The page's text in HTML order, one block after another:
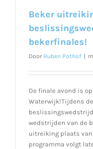
Beker
bekerfinales!
Door Ruben Pothof
De finale avond is
Waterwijk!Tijdens
wedstrijden van de
uitreiking plaats
programma volgt